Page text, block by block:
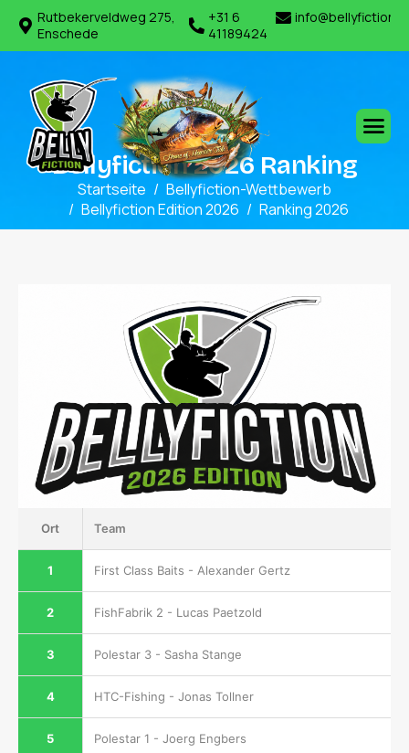
Rutbekerveldweg 275,
Enschede
+31 6
41189424
Bellyfiction2026 Ranking
Startseite
Bellyfiction-Wettbewerb
Bellyfiction Edition 2026
Ranking 2026
Ort Team
1 First Class Baits - Alexander Gertz
2 FishFabrik 2 - Lucas Paetzold
3 Polestar 3 - Sasha Stange
4 HTC-Fishing - Jonas Tollner
5 Polestar 1 - Joerg Engbers